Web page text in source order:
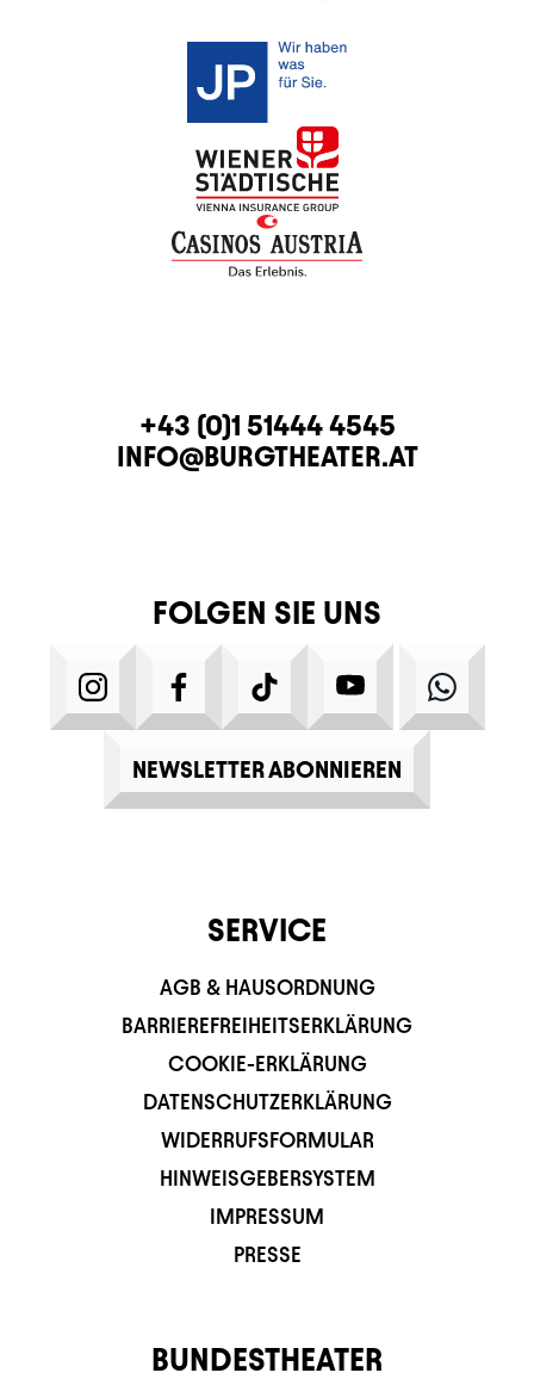
KONTAKTTELEFON
+43 (0)1 51444 4545
E-MAIL
INFO@BURGTHEATER.AT
FOLGEN SIE UNS
INSTAGRAMFACEBOOKTIKTOK YOUTUBE
NEWSLETTER ABONNIEREN
SERVICE
AGB & HAUSORDNUNG
BARRIEREFREIHEITSERKLÄRUNG
COOKIE-ERKLÄRUNG
DATENSCHUTZERKLÄRUNG
WIDERRUFSFORMULAR
HINWEISGEBERSYSTEM
IMPRESSUM
PRESSE
BUNDESTHEATER